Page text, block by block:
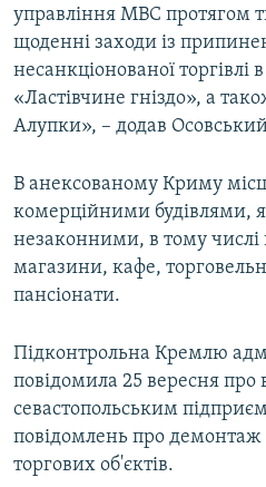
управління МВС протягом
щоденні заходи із
несанкціонованої
«Ластівчине гніздо», а
Алупки», – додав
В анексованому Криму
комерційними будівлями,
незаконними, в тому числі
магазини, кафе,
пансіонати.
Підконтрольна Кремлю
повідомила 25 вересня про
севастопольським
повідомлень про демонтаж
торгових об'єктів.